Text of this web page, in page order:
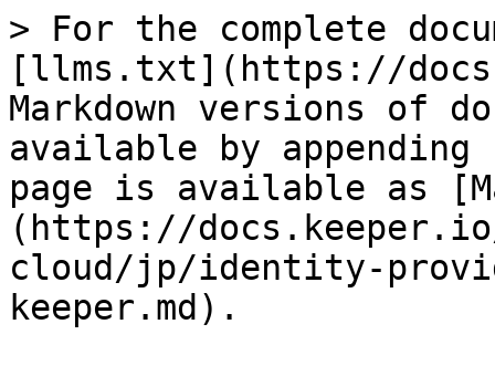
> For the complete
[llms.txt](https://
Markdown versions of
available by
page is available as
(https://
cloud/jp/identity-
keeper.md).